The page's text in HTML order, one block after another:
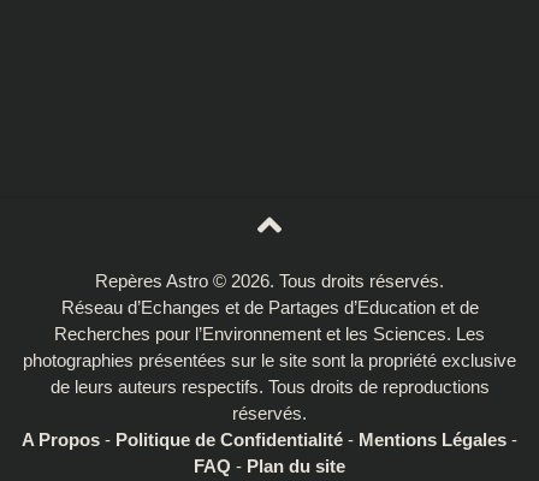
Repères Astro © 2026. Tous droits réservés.
Réseau d’Echanges et de Partages d’Education et de
Recherches pour l’Environnement et les Sciences. Les
photographies présentées sur le site sont la propriété exclusive
de leurs auteurs respectifs. Tous droits de reproductions
réservés.
A Propos - Politique de Confidentialité - Mentions Légales -
FAQ - Plan du site